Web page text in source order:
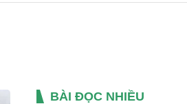
BÀI ĐỌC NHIỀU